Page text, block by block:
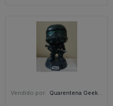
Vendido por: Quarentena Geek Store - SP